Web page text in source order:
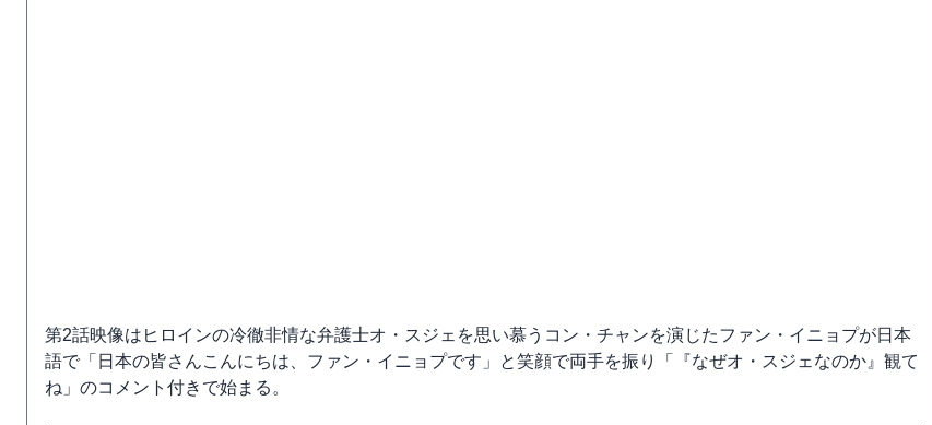
第2話映像はヒロインの冷徹非情な弁護士オ・スジェを思い慕うコン・チャンを演じたファン・イニョプが日本
語で「日本の皆さんこんにちは、ファン・イニョプです」と笑顔で両手を振り「『なぜオ・スジェなのか』観て
ね」のコメント付きで始まる。